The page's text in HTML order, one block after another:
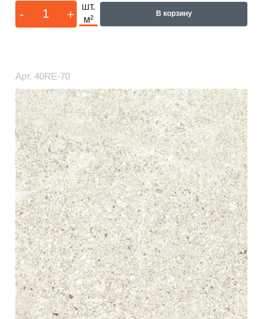
- +
шт.
м²
В корзину
Арт. 40RE-70